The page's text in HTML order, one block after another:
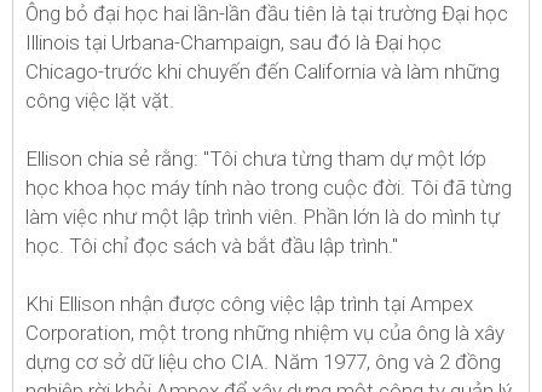
Ông bỏ đại học hai lần-lần đầu tiên là tại trường Đại học
Illinois tại Urbana-Champaign, sau đó là Đại học
Chicago-trước khi chuyến đến California và làm những
công việc lặt vặt.
Ellison chia sẻ rằng: "Tôi chưa từng tham dự một lớp
học khoa học máy tính nào trong cuộc đời. Tôi đã từng
làm việc như một lập trình viên. Phần lớn là do mình tự
học. Tôi chỉ đọc sách và bắt đầu lập trình."
Khi Ellison nhận được công việc lập trình tại Ampex
Corporation, một trong những nhiệm vụ của ông là xây
dựng cơ sở dữ liệu cho CIA. Năm 1977, ông và 2 đồng